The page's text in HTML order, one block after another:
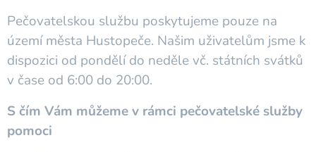
Pečovatelskou službu poskytujeme pouze na
území města Hustopeče. Našim uživatelům jsme k
dispozici od pondělí do neděle vč. státních svátků
v čase od 6:00 do 20:00.
S čím Vám můžeme v rámci pečovatelské služby
pomoci